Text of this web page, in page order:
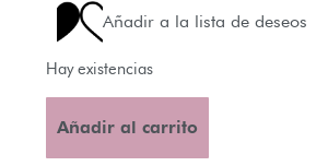
Añadir a la lista de deseos
Hay existencias
Añadir al carrito